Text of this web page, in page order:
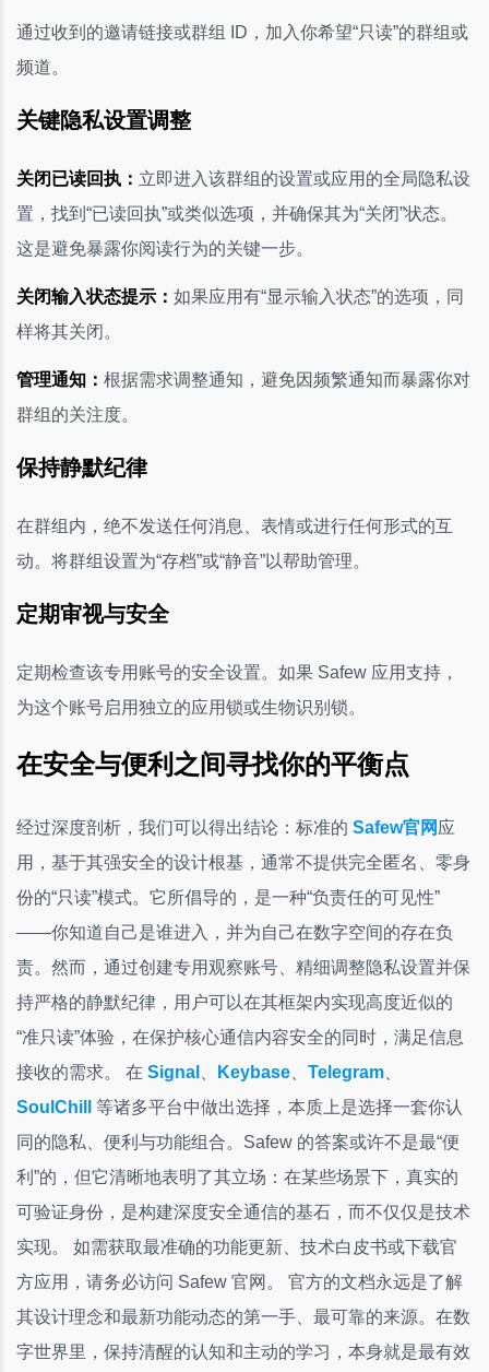
通过收到的邀请链接或群组 ID，加入你希望“只读”的群组或
频道。
关键隐私设置调整
关闭已读回执： 立即进入该群组的设置或应用的全局隐私设
置，找到“已读回执”或类似选项，并确保其为“关闭”状态。
这是避免暴露你阅读行为的关键一步。
关闭输入状态提示： 如果应用有“显示输入状态”的选项，同
样将其关闭。
管理通知： 根据需求调整通知，避免因频繁通知而暴露你对
群组的关注度。
保持静默纪律
在群组内，绝不发送任何消息、表情或进行任何形式的互
动。将群组设置为“存档”或“静音”以帮助管理。
定期审视与安全
定期检查该专用账号的安全设置。如果 Safew 应用支持，
为这个账号启用独立的应用锁或生物识别锁。
在安全与便利之间寻找你的平衡点
经过深度剖析，我们可以得出结论：标准的 Safew官网应
用，基于其强安全的设计根基，通常不提供完全匿名、零身
份的“只读”模式。它所倡导的，是一种“负责任的可见性”
——你知道自己是谁进入，并为自己在数字空间的存在负
责。然而，通过创建专用观察账号、精细调整隐私设置并保
持严格的静默纪律，用户可以在其框架内实现高度近似的
“准只读”体验，在保护核心通信内容安全的同时，满足信息
接收的需求。 在 Signal Keybase Telegram
SoulChill 等诸多平台中做出选择，本质上是选择一套你认
同的隐私、便利与功能组合。Safew 的答案或许不是最“便
利”的，但它清晰地表明了其立场：在某些场景下，真实的
可验证身份，是构建深度安全通信的基石，而不仅仅是技术
实现。 如需获取最准确的功能更新、技术白皮书或下载官
方应用，请务必访问 Safew 官网。 官方的文档永远是了解
其设计理念和最新功能动态的第一手、最可靠的来源。在数
字世界里，保持清醒的认知和主动的学习，本身就是最有效